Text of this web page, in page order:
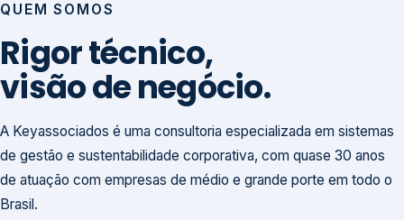
QUEM SOMOS
Rigor técnico,
visão de negócio.
A Keyassociados é uma consultoria especializada em sistemas
de gestão e sustentabilidade corporativa, com quase 30 anos
de atuação com empresas de médio e grande porte em todo o
Brasil.